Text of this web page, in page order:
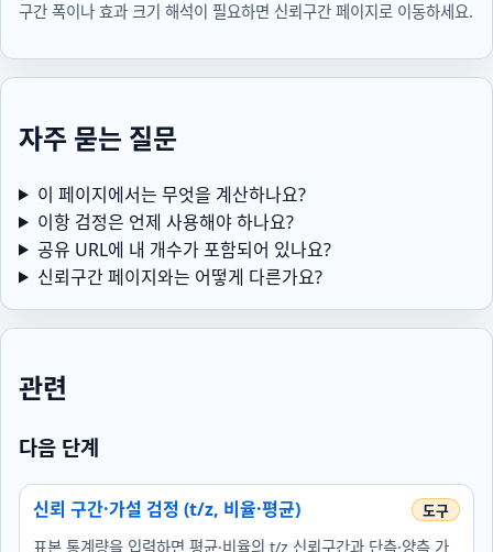
구간 폭이나 효과 크기 해석이 필요하면 신뢰구간 페이지로 이동하세요.
자주 묻는 질문
이 페이지에서는 무엇을 계산하나요?
이항 검정은 언제 사용해야 하나요?
공유 URL에 내 개수가 포함되어 있나요?
신뢰구간 페이지와는 어떻게 다른가요?
관련
다음 단계
신뢰 구간·가설 검정 (t/z, 비율·평균)
표본 통계량을 입력하면 평균·비율의 t/z 신뢰구간과 단측·양측 가